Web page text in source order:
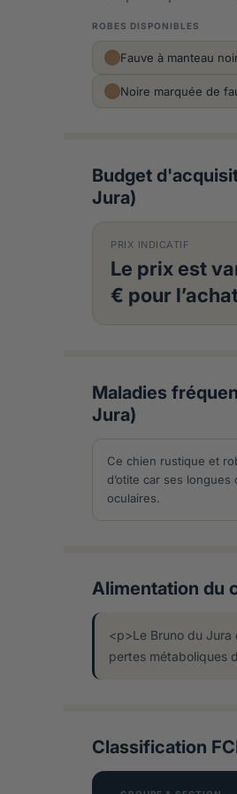
ROBES DISPONIBLES
Fauve à manteau
Noire marquée de
Budget
Jura)
PRIX INDICATIF
Le prix est
€ pour
Maladies
Jura)
Ce chien rustique et
d’otite car ses
oculaires.
Alimentation du
<p>Le Bruno du Jura
pertes métaboliques
Classification